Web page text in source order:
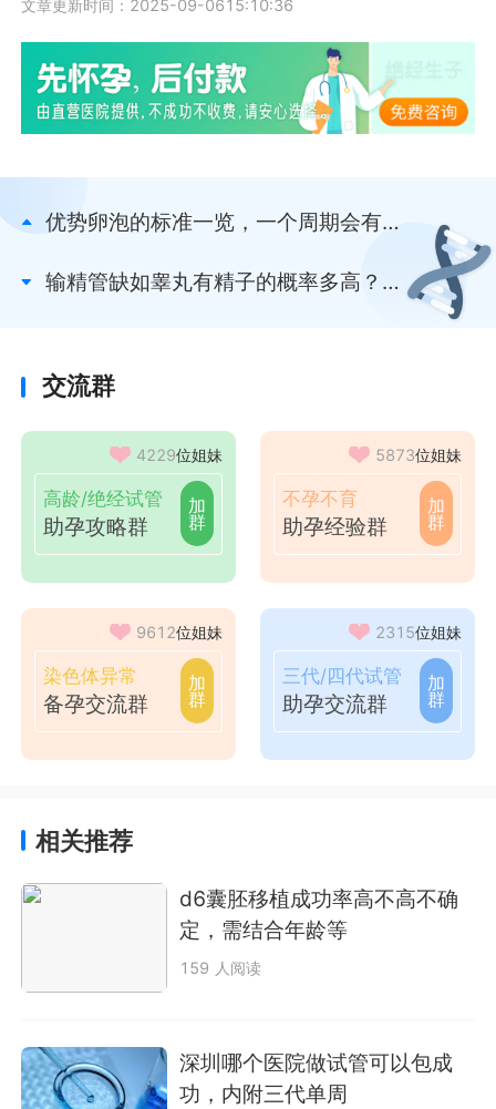
文章更新时间：2025-09-0615:10:36
优势卵泡的标准一览，一个周期会有几
输精管缺如睾丸有精子的概率多高？仅
交流群
4229位姐妹
高龄/绝经试管
助孕攻略群
加
群
5873位姐妹
不孕不育
助孕经验群
加
群
9612位姐妹
染色体异常
备孕交流群
加
群
2315位姐妹
三代/四代试管
助孕交流群
加
群
相关推荐
d6囊胚移植成功率高不高不确
定，需结合年龄等
159 人阅读
深圳哪个医院做试管可以包成
功，内附三代单周